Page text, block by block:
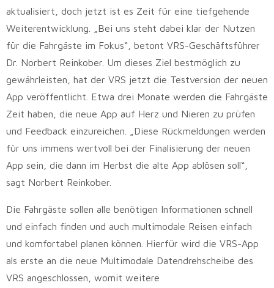
aktualisiert, doch jetzt ist es Zeit für eine tiefgehende
Weiterentwicklung. „Bei uns steht dabei klar der Nutzen
für die Fahrgäste im Fokus“, betont VRS-Geschäftsführer
Dr. Norbert Reinkober. Um dieses Ziel bestmöglich zu
gewährleisten, hat der VRS jetzt die Testversion der neuen
App veröffentlicht. Etwa drei Monate werden die Fahrgäste
Zeit haben, die neue App auf Herz und Nieren zu prüfen
und Feedback einzureichen. „Diese Rückmeldungen werden
für uns immens wertvoll bei der Finalisierung der neuen
App sein, die dann im Herbst die alte App ablösen soll“,
sagt Norbert Reinkober.
Die Fahrgäste sollen alle benötigen Informationen schnell
und einfach finden und auch multimodale Reisen einfach
und komfortabel planen können. Hierfür wird die VRS-App
als erste an die neue Multimodale Datendrehscheibe des
VRS angeschlossen, womit weitere